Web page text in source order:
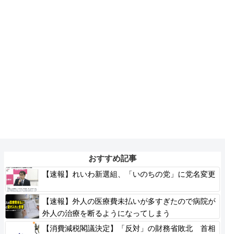
おすすめ記事
【速報】れいわ新選組、「いのちの党」に党名変更
【速報】外人の医療費未払いが多すぎたので病院が
外人の治療を断るようになってしまう
【消費減税閣議決定】「反対」の財務省敗北 首相